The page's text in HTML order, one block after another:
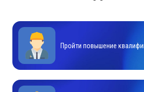
Пройти повышение